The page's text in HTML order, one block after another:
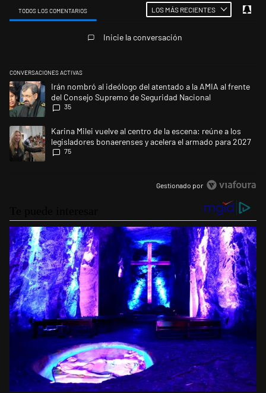
TODOS LOS COMENTARIOS LOS MÁS RECIENTES
Inicie la conversación
CONVERSACIONES ACTIVAS
Este listado muestra los artículos con más comentarios en los últimos
Un artículo de tendencia con el título "Irán nombró al ideólogo del
Irán nombró al ideólogo del atentado a la AMIA al frente
del Consejo Supremo de Seguridad Nacional
35
Un artículo de tendencia con el título "Karina Milei vuelve al centro de
Karina Milei vuelve al centro de la escena: reúne a los
legisladores bonaerenses y acelera el armado para 2027
75
Gestionado por